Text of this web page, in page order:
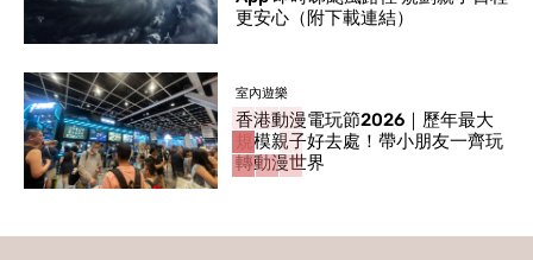
更安心（附下載連結）
室內遊樂
香港動漫電玩節2026｜歷年最大
規模親子好去處！帶小朋友一齊玩
轉動漫世界